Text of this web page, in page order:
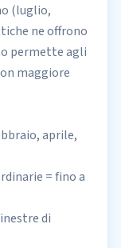
(luglio,
ne offrono
permette agli
maggiore
aprile,
= fino a
di